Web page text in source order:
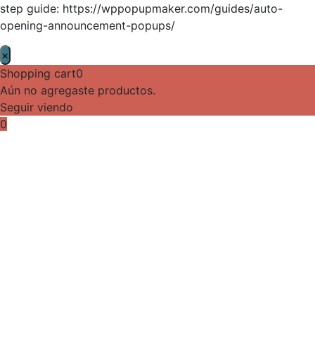
step guide: https://wppopupmaker.com/guides/auto-
opening-announcement-popups/
×
Shopping cart0
Aún no agregaste productos.
Seguir viendo
0